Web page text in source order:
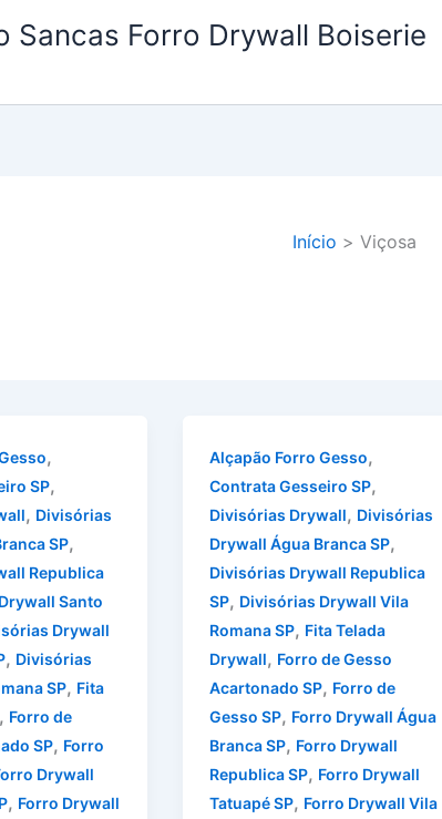
Sancas Forro Drywall Boiserie
Início Viçosa
,
SP,
, Divisórias
SP,
Republica
Santo
Drywall
, Divisórias
SP, Fita
, Forro de
SP, Forro
Drywall
, Forro Drywall
Alçapão Forro Gesso,
Contrata Gesseiro SP,
Divisórias Drywall, Divisórias
Drywall Água Branca SP,
Divisórias Drywall Republica
SP, Divisórias Drywall Vila
Romana SP, Fita Telada
Drywall, Forro de Gesso
Acartonado SP, Forro de
Gesso SP, Forro Drywall Água
Branca SP, Forro Drywall
Republica SP, Forro Drywall
Tatuapé SP, Forro Drywall Vila